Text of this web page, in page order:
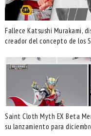
Fallece Katsushi Murakami,
creador del concepto de los
Saint Cloth Myth EX Beta
su lanzamiento para